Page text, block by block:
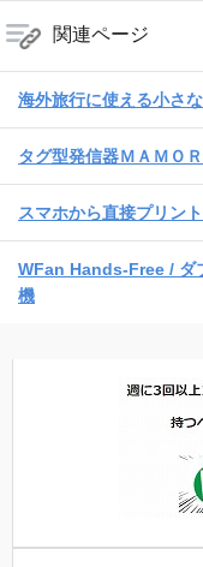
関連ページ
海外旅行に使える小さ
タグ型発信器ＭＡＭＯ
スマホから直接プリン
WFan Hands-Free / ダ
機